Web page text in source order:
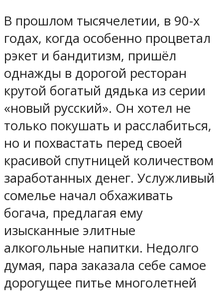
В прошлом тысячелетии, в 90-х
годах, когда особенно процветал
рэкет и бандитизм, пришёл
однажды в дорогой ресторан
крутой богатый дядька из серии
«новый русский». Он хотел не
только покушать и расслабиться,
но и похвастать перед своей
красивой спутницей количеством
заработанных денег. Услужливый
сомелье начал обхаживать
богача, предлагая ему
изысканные элитные
алкогольные напитки. Недолго
думая, пара заказала себе самое
дорогущее питье многолетней